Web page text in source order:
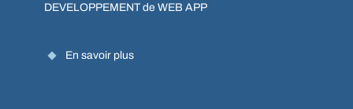
DEVELOPPEMENT de WEB APP
En savoir plus